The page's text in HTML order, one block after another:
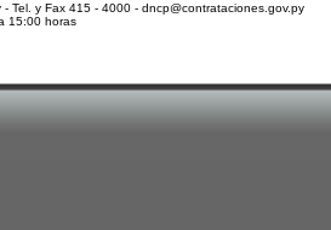
Tel. y Fax 415 - 4000 - dncp@contrataciones.gov.py
15:00 horas